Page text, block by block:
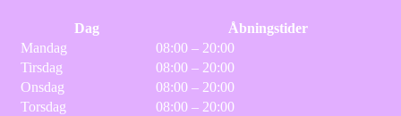
Dag
Åbningstider
Mandag
08:00 – 20:00
Tirsdag
08:00 – 20:00
Onsdag
08:00 – 20:00
Torsdag
08:00 – 20:00